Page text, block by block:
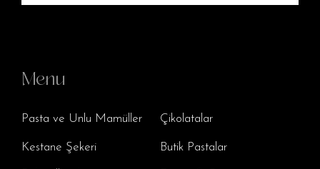
Menu
Pasta ve Unlu Mamüller Çikolatalar
Kestane Şekeri Butik Pastalar